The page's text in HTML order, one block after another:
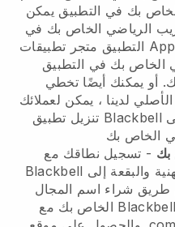
بك في التطبيق يمكن
الرياضي الخاص بك في
التطبيق
الخاص بك في التطبيق
أو يمكنك أيضًا تخطي
لدينا ، يمكن لعملائك
Blackbell
بك - تسجيل نطاقك مع
Blackbell والبقعة إلى
شراء اسم المجال
Blackbell